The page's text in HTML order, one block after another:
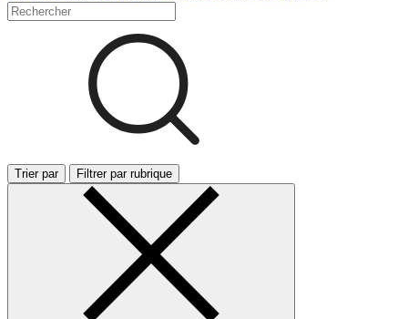
Trier par Filtrer par rubrique